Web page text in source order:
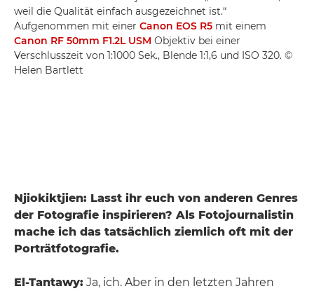
weil die Qualität einfach ausgezeichnet ist.“
Aufgenommen mit einer Canon EOS R5 mit einem
Canon RF 50mm F1.2L USM Objektiv bei einer
Verschlusszeit von 1:1000 Sek., Blende 1:1,6 und ISO 320. ©
Helen Bartlett
Njiokiktjien: Lasst ihr euch von anderen Genres
der Fotografie inspirieren? Als Fotojournalistin
mache ich das tatsächlich ziemlich oft mit der
Porträtfotografie.
El-Tantawy: Ja, ich. Aber in den letzten Jahren